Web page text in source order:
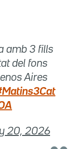
amb 3 fills
del fons
Aires
20, 2026